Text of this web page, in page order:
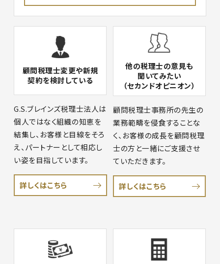
顧問税理士変更や新規
契約を検討している
G.S.ブレインズ税理士法人は
個人ではなく組織の知恵を
結集し、お客様と目線をそろ
え、パートナーとして相応し
い姿を目指しています。
詳しくはこちら
他の税理士の意見も
聞いてみたい
（セカンドオピニオン）
顧問税理士事務所の先生の
業務範疇を侵食することな
く、お客様の成長を顧問税理
士の方と一緒にご支援させ
ていただきます。
詳しくはこちら